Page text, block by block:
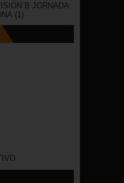
B JORNADA
(1)